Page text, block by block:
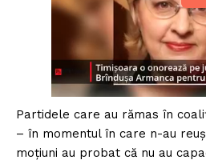
Partidele care au rămas în
– în momentul în care n-au
moțiuni au probat că nu au